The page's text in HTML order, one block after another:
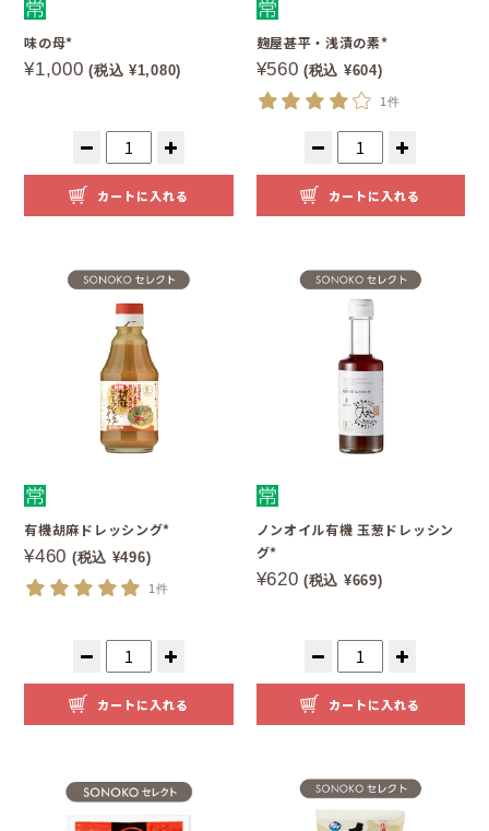
味の母*
¥1,000 (税込 ¥1,080)
カートに入れる
麹屋甚平・浅漬の素*
¥560 (税込 ¥604)
1件
カートに入れる
有機胡麻ドレッシング*
¥460 (税込 ¥496)
1件
カートに入れる
ノンオイル有機 玉葱ドレッシン
グ*
¥620 (税込 ¥669)
カートに入れる